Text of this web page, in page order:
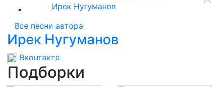
Ирек Нугуманов
Все песни автора
Ирек Нугуманов
Вконтакте
Подборки